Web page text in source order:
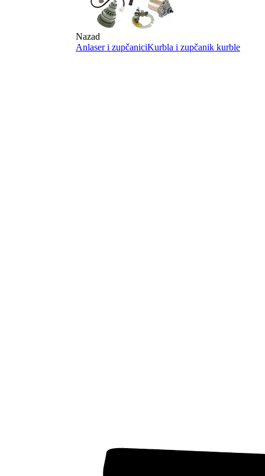
Nazad
Anlaser i zupčaniciKurbla i zupčanik kurble